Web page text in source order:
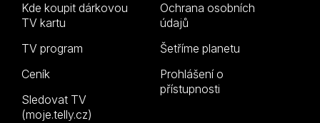
Kde koupit dárkovou
TV kartu
TV program
Ceník
Sledovat TV
(moje.telly.cz)
Ochrana osobních
údajů
Šetříme planetu
Prohlášení o
přístupnosti